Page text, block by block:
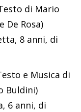
di Mario
De Rosa)
8 anni, di
e Musica di
Buldini)
6 anni, di